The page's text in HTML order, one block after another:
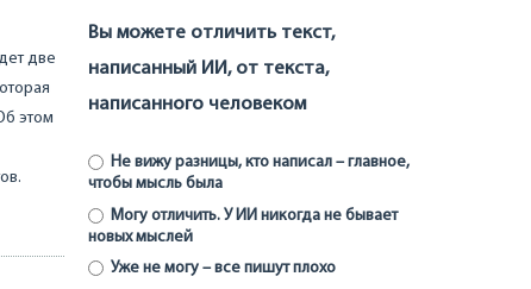
две
этом
Вы можете отличить текст,
написанный ИИ, от текста,
написанного человеком
Не вижу разницы, кто написал – главное,
чтобы мысль была
Могу отличить. У ИИ никогда не бывает
новых мыслей
Уже не могу – все пишут плохо